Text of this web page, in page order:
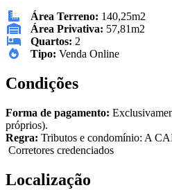
Área Terreno: 140,25m2
Área Privativa: 57,81m2
Quartos: 2
Tipo: Venda Online
Condições
Forma de pagamento:
próprios).
Regra: Tributos e condomínio: A
Corretores credenciados
Localização